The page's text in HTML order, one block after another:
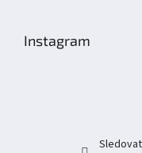
Instagram